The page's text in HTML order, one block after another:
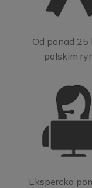
Od ponad 25
polskim
Ekspercka